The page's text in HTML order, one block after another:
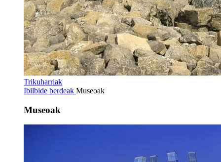
Trikuharriak
Ibilbide berdeak Museoak
Museoak